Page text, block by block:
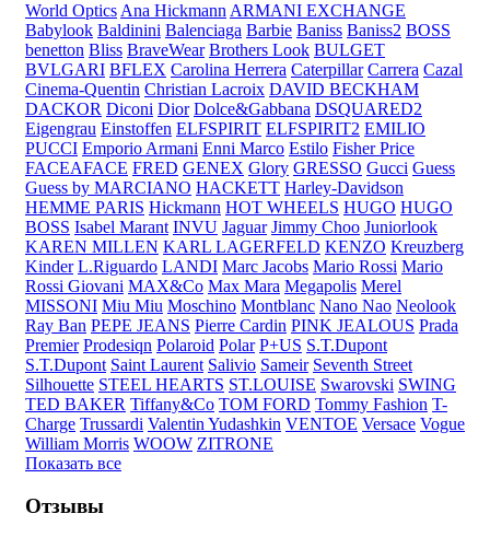
World Optics Ana Hickmann ARMANI EXCHANGE
Babylook Baldinini Balenciaga Barbie Baniss Baniss2 BOSS
benetton Bliss BraveWear Brothers Look BULGET
BVLGARI BFLEX Carolina Herrera Caterpillar Carrera Cazal
Cinema-Quentin Christian Lacroix DAVID BECKHAM
DACKOR Diconi Dior Dolce&Gabbana DSQUARED2
Eigengrau Einstoffen ELFSPIRIT ELFSPIRIT2 EMILIO
PUCCI Emporio Armani Enni Marco Estilo Fisher Price
FACEAFACE FRED GENEX Glory GRESSO Gucci Guess
Guess by MARCIANO HACKETT Harley-Davidson
HEMME PARIS Hickmann HOT WHEELS HUGO HUGO
BOSS Isabel Marant INVU Jaguar Jimmy Choo Juniorlook
KAREN MILLEN KARL LAGERFELD KENZO Kreuzberg
Kinder L.Riguardo LANDI Marc Jacobs Mario Rossi Mario
Rossi Giovani MAX&Co Max Mara Megapolis Merel
MISSONI Miu Miu Moschino Montblanc Nano Nao Neolook
Ray Ban PEPE JEANS Pierre Cardin PINK JEALOUS Prada
Premier Prodesiqn Polaroid Polar P+US S.T.Dupont
S.T.Dupont Saint Laurent Salivio Sameir Seventh Street
Silhouette STEEL HEARTS ST.LOUISE Swarovski SWING
TED BAKER Tiffany&Co TOM FORD Tommy Fashion T-
Charge Trussardi Valentin Yudashkin VENTOE Versace Vogue
William Morris WOOW ZITRONE
Показать все
Отзывы